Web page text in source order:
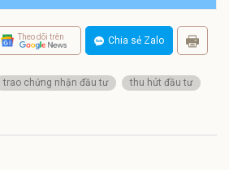
Theo dõi trên Chia sẻ Zalo
trao chứng nhận đầu tư
thu hút đầu tư